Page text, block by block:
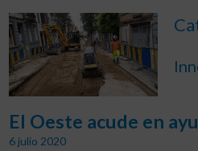
El Oeste acude en
6 julio 2020